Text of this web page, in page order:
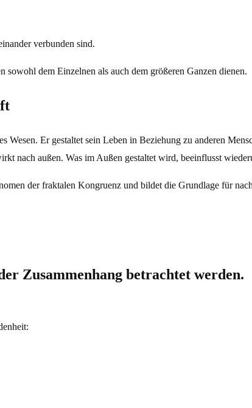
verbunden sind.
sowohl dem Einzelnen als auch dem größeren Ganzen dienen.
Wesen. Er gestaltet sein Leben in Beziehung zu anderen
nach außen. Was im Außen gestaltet wird, beeinflusst
der fraktalen Kongruenz und bildet die Grundlage für
Zusammenhang betrachtet werden.